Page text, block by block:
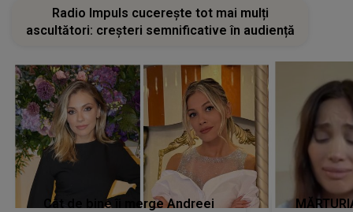
Radio Impuls cucerește tot mai mulți
ascultători: creșteri semnificative în audiență
Cât de bine îi merge Andreei